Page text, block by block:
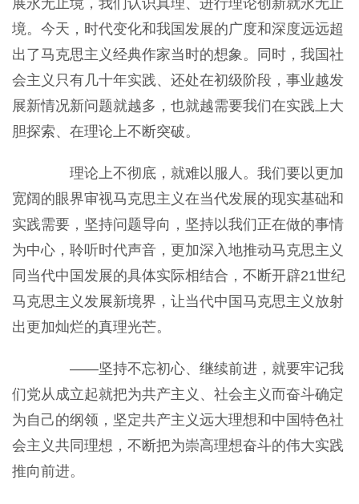
展永无止境，我们认识真理、进行理论创新就永无止
境。今天，时代变化和我国发展的广度和深度远远超
出了马克思主义经典作家当时的想象。同时，我国社
会主义只有几十年实践、还处在初级阶段，事业越发
展新情况新问题就越多，也就越需要我们在实践上大
胆探索、在理论上不断突破。
理论上不彻底，就难以服人。我们要以更加
宽阔的眼界审视马克思主义在当代发展的现实基础和
实践需要，坚持问题导向，坚持以我们正在做的事情
为中心，聆听时代声音，更加深入地推动马克思主义
同当代中国发展的具体实际相结合，不断开辟21世纪
马克思主义发展新境界，让当代中国马克思主义放射
出更加灿烂的真理光芒。
——坚持不忘初心、继续前进，就要牢记我
们党从成立起就把为共产主义、社会主义而奋斗确定
为自己的纲领，坚定共产主义远大理想和中国特色社
会主义共同理想，不断把为崇高理想奋斗的伟大实践
推向前进。